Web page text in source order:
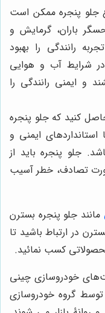
جلو پنجره‌ ممکن است
باران، گرمایش و
رانندگی را بهبود
شرایط آب و هوایی
و ایمنی رانندگی را
کنید که جلو پنجره‌
ایمنی و
جلو پنجره باید از
تصادف، خطر آسیب
مانند جلو پنجره بسترن
در ارتباط باشید تا
کسب نمائید.
خودروسازی چینی
گروه خودروسازی